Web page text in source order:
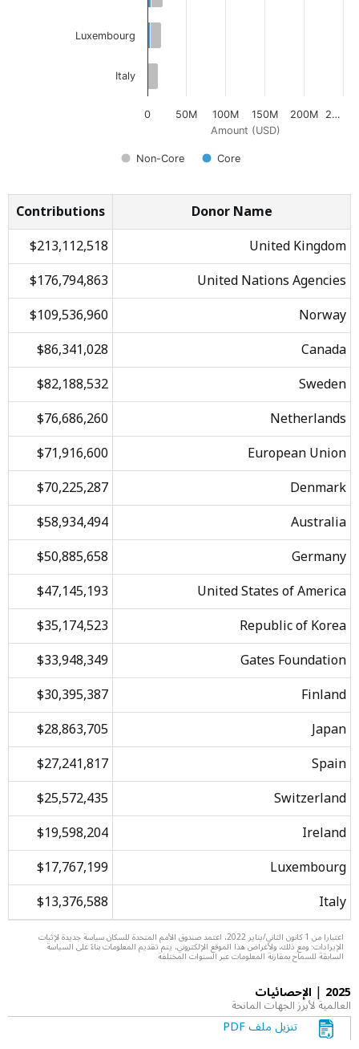
Donor Name
Contributions
United Kingdom
$213,112,518
United Nations Agencies
$176,794,863
Norway
$109,536,960
Canada
$86,341,028
Sweden
$82,188,532
Netherlands
$76,686,260
European Union
$71,916,600
Denmark
$70,225,287
Australia
$58,934,494
Germany
$50,885,658
United States of America
$47,145,193
Republic of Korea
$35,174,523
Gates Foundation
$33,948,349
Finland
$30,395,387
Japan
$28,863,705
Spain
$27,241,817
Switzerland
$25,572,435
Ireland
$19,598,204
Luxembourg
$17,767,199
Italy
$13,376,588
Amount (USD)
Non-Core Core
0 50M 100M 150M 200M 2…
Luxembourg
Italy
اعتبارا من 1 كانون الثاني/يناير 2022، اعتمد صندوق الأمم المتحدة للسكان سياسة جديدة لإثبات
الإيرادات؛ ومع ذلك، ولأغراض هذا الموقع الإلكتروني، يتم تقديم المعلومات بناءً على السياسة
السابقة للسماح بمقارنة المعلومات عبر السنوات المختلفة
2025
| الإحصائيات
العالمية لأبرز الجهات المانحة
تنزيل ملف PDF